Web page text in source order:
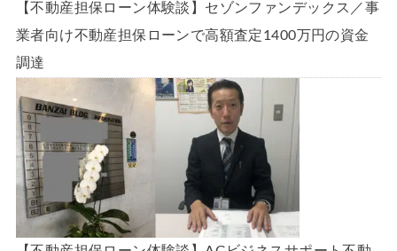
【不動産担保ローン体験談】セゾンファンデックス／事
業者向け不動産担保ローンで高額査定1400万円の資金
調達